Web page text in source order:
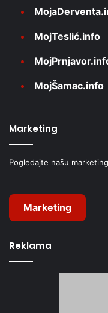
MojTeslić.info
MojŠamac.info
Marketing
Pogledajte našu
Marketing
Reklama